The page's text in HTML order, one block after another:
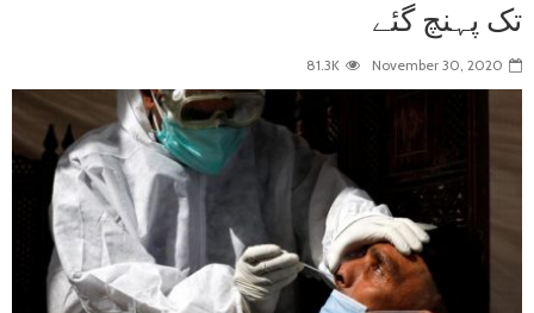
تک پہنچ گئے
November 30, 2020
81.3K